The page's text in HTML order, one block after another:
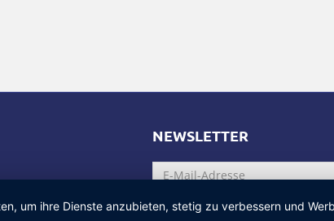
NEWSLETTER
um ihre Dienste anzubieten, stetig zu verbessern und